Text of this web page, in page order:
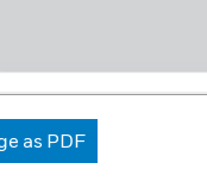
as PDF